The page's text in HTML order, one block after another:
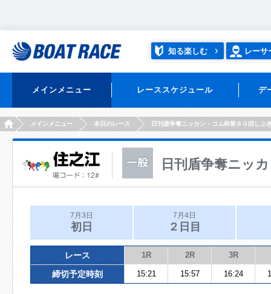
知る楽しむ レーサ
メインメニュー レーススケジュール デ
HOMEメインメニュー 本日のレース 日刊盾争奪ニッカン・コム杯第６０回しぶ
日刊盾争奪ニッ
7月3日
初日
7月4日
２日目
レース 1R 2R 3R
締切予定時刻 15:21 15:57 16:24